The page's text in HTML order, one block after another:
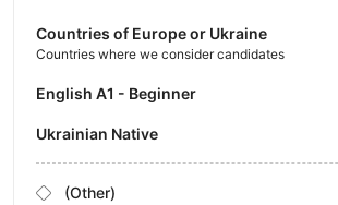
Countries of Europe or Ukraine
Countries where we consider candidates
English A1 - Beginner
Ukrainian Native
(Other)